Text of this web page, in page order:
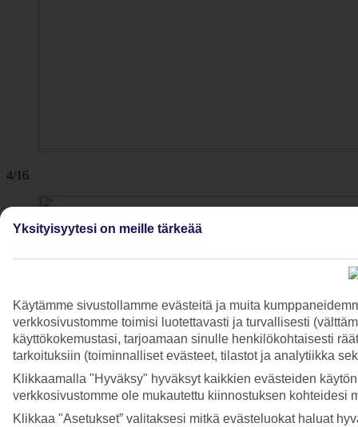
4/16
Yksityisyytesi on meille tärkeää
Käytämme sivustollamme evästeitä ja muita
verkkosivustomme toimisi luotettavasti ja turvallisesti
käyttökokemustasi, tarjoamaan sinulle henkilökohtaisesti
tarkoituksiin (toiminnalliset evästeet, tilastot ja analytiikka
Klikkaamalla "Hyväksy" hyväksyt kaikkien evästeiden
verkkosivustomme ole mukautettu kiinnostuksen kohteidesi
Klikkaa "Asetukset” valitaksesi mitkä evästeluokat haluat